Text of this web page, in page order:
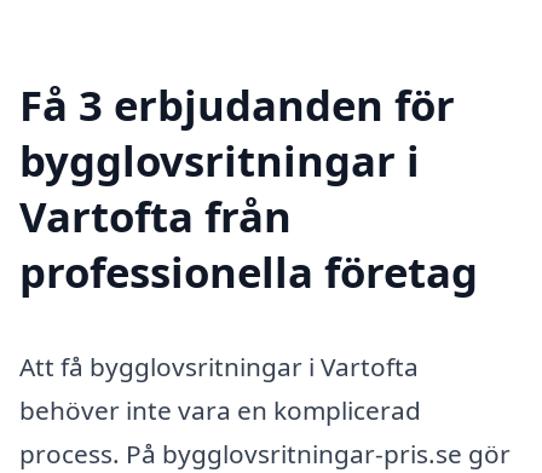
Få 3 erbjudanden för
bygglovsritningar i
Vartofta från
professionella företag
Att få bygglovsritningar i Vartofta
behöver inte vara en komplicerad
process. På bygglovsritningar-pris.se gör